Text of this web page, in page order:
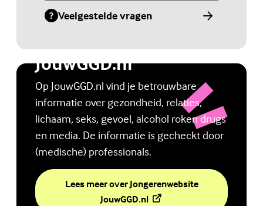
Veelgestelde vragen
(Externe link)
Jongerenwebsite
JouwGGD.nl
Op JouwGGD.nl vind je betrouwbare
informatie over gezondheid, relaties,
lichaam, seks, gevoel, alcohol roken drugs
en media. De informatie is gecheckt door
(medische) professionals.
Lees meer over Jongerenwebsite
JouwGGD.nl(Externe link)